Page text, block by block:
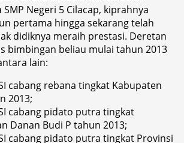
Negeri 5 Cilacap, kiprahnya
pertama hingga sekarang telah
didiknya meraih prestasi. Deretan
bimbingan beliau mulai tahun 2013
lain:
cabang rebana tingkat Kabupaten
2013;
cabang pidato putra tingkat
Danan Budi P tahun 2013;
cabang pidato putra tingkat Provinsi